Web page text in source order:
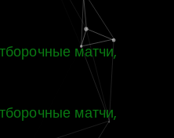
матчи,
матчи,